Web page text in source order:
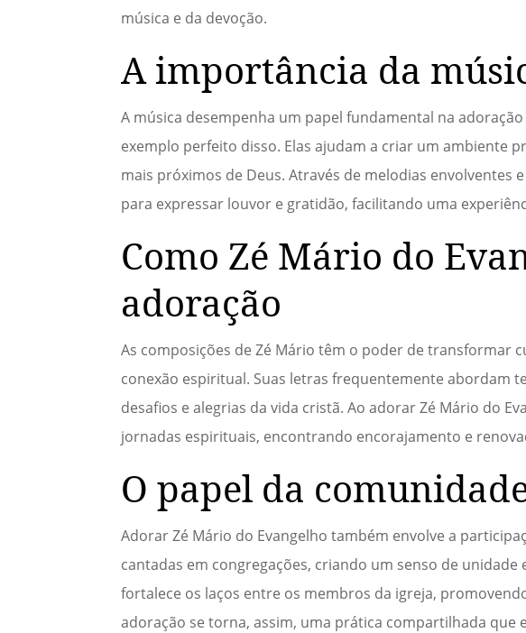
música e da devoção.
A importância da
A música desempenha um papel fundamental na
exemplo perfeito disso. Elas ajudam a criar um ambiente
mais próximos de Deus. Através de melodias
para expressar louvor e gratidão, facilitando uma
Como Zé Mário do
adoração
As composições de Zé Mário têm o poder de transformar
conexão espiritual. Suas letras frequentemente abordam
desafios e alegrias da vida cristã. Ao adorar Zé Mário do
jornadas espirituais, encontrando encorajamento e
O papel da
Adorar Zé Mário do Evangelho também envolve a
cantadas em congregações, criando um senso de
fortalece os laços entre os membros da igreja,
adoração se torna, assim, uma prática compartilhada que